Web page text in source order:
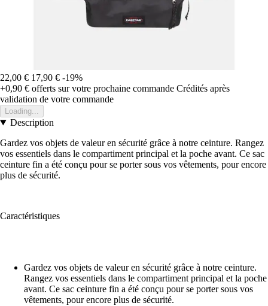
22,00 € 17,90 € -19%
+0,90 € offerts sur votre prochaine commande Crédités après
validation de votre commande
Loading...
Description
Gardez vos objets de valeur en sécurité grâce à notre ceinture. Rangez
vos essentiels dans le compartiment principal et la poche avant. Ce sac
ceinture fin a été conçu pour se porter sous vos vêtements, pour encore
plus de sécurité.
Caractéristiques
Gardez vos objets de valeur en sécurité grâce à notre ceinture.
Rangez vos essentiels dans le compartiment principal et la poche
avant. Ce sac ceinture fin a été conçu pour se porter sous vos
vêtements, pour encore plus de sécurité.